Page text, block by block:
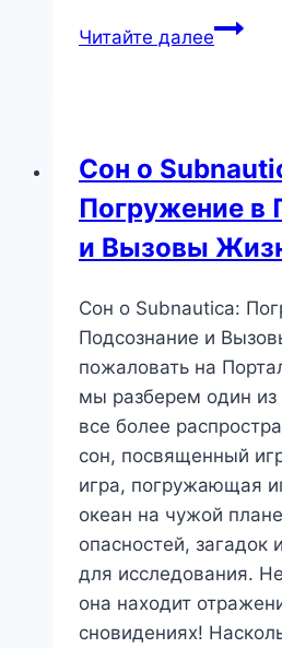
Читайте далееСосны
роста
и
скрытых
Сон о
Погружение в
и Вызовы
Сон о Subnautica:
Подсознание и
пожаловать на
мы разберем один
все более
сон, посвященный
игра, погружающая
океан на чужой
опасностей, загадок
для исследования.
она находит
сновидениях!